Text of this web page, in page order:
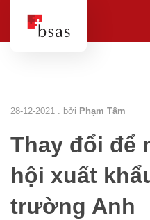
28-12-2021 . bởi Phạm Tâm
Thay đổi để
hội xuất
trường Anh